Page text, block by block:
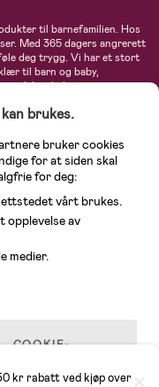
til barnefamilien. Hos
Med 365 dagers angrerett
deg trygg. Vi har et stort
til barn og baby,
leker, babyustyr og mye
KidKraft, Ergobaby, Philips
kr rabatt ved kjøp over
brukes.
bruker cookies
for at siden skal
for deg:
vårt brukes.
opplevelse av
medier.
COOKIE-